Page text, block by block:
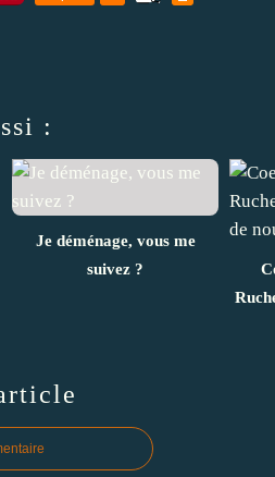
:
Je déménage, vous me
suivez ?